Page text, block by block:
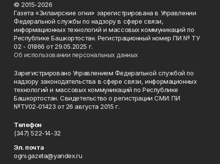
© 2015-2026
Газета «Зилаирские огни» зарегистрирована в Управлении
Федеральной службы по надзору в сфере связи,
информационных технологий и массовых коммуникаций по
Республике Башкортостан. Регистрационный номер ПИ № ТУ
02 - 01866 от 29.05.2025 г.
Об использовании персональных данных
Зарегистрировано Управлением Федеральной службой по
надзору законодательства в сфере связи, информационных
технологий и массовых коммуникаций по Республике
Башкортостан. Свидетельство о регистрации СМИ: ПИ
№ТУ02-01423 от 26 августа 2015 г.
Телефон
(347) 522-14-32
Эл. почта
ogni.gazeta@yandex.ru